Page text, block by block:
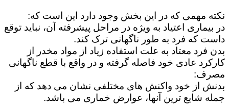
نکته مهمی که در این بخش وجود دارد این است که:
در بیماری اعتیاد به ویژه در مراحل پیشرفته آن، نباید توقع
داست که فرد به طور ناگهانی ترک کند.
بدن فرد معتاد به علت استفاده زیاد از مواد مخدر از
کارکرد عادی خود فاصله گرفته و در واقع با قطع ناگهانی
مصرف:
بدنش از خود واکنش های مختلفی نشان می دهد که از
جمله شایع ترین آنها، عوارض خماری می باشد.